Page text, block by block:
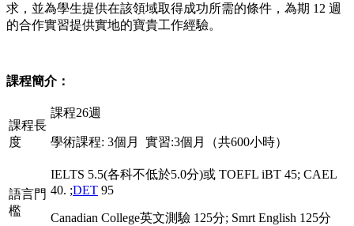
求，並為學生提供在該領域取得成功所需的條件，為期 12 週
的合作實習提供實地的寶貴工作經驗。
課程簡介：
課程長
度
課程26週
學術課程: 3個月 實習:3個月（共600小時）
語言門
檻
IELTS 5.5(各科不低於5.0分)或 TOEFL iBT 45; CAEL
40. ;DET 95
Canadian College英文測驗 125分; Smrt English 125分